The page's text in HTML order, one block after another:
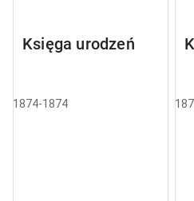
Księga urodzeń
1874-1874